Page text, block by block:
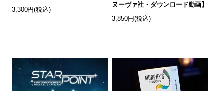
3,300円(税込)
ヌーヴァ社・ダウンロード動画】
3,850円(税込)